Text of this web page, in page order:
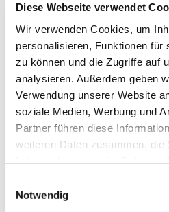
Diese Webseite verwendet
Wir verwenden Cookies, um
personalisieren, Funktionen für
zu können und die Zugriffe auf
analysieren. Außerdem geben
Verwendung unserer Website
soziale Medien, Werbung und
Partner führen diese
weiteren Daten zusammen, die
Notwendig
Mittwoch, 27.
Uhr
Gemeindezentrum
Düngelstr. 34,